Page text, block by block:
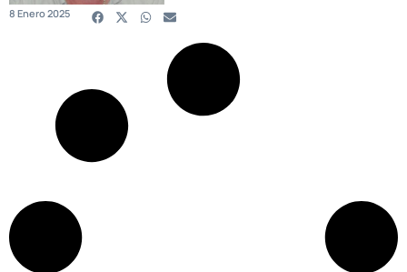
8 Enero 2025